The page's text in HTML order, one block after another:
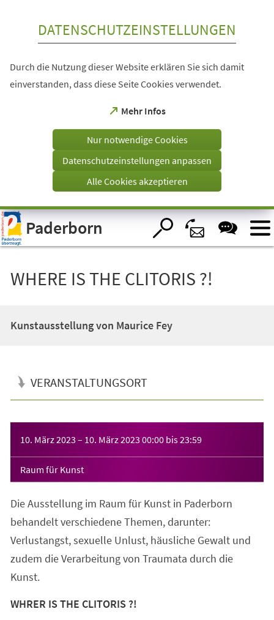
Visuelle
Assistenzsoftware
öffnen.
DATENSCHUTZEINSTELLUNGEN
Durch die Nutzung dieser Website erklären Sie sich damit
einverstanden, dass diese Seite Cookies verwendet.
Mehr Infos
(Öffnet
einem
Tab)
Nur notwendige Cookies
Datenschutzeinstellungen anpassen
Alle Cookies akzeptieren
Paderborn
WHERE IS THE CLITORIS ?!
Kunstausstellung von Maurice Fey
VERANSTALTUNGSORT
10. März 2023 – 10. März 2023 00:00 bis23:59
Raum für Kunst
Die Ausstellung im Raum für Kunst in Paderborn
behandelt verschiedene Themen, darunter:
Verlustangst, sexuelle Unlust, häusliche Gewalt und
zudem die Verarbeitung von Traumata durch die
Kunst.
WHRER IS THE CLITORIS ?!